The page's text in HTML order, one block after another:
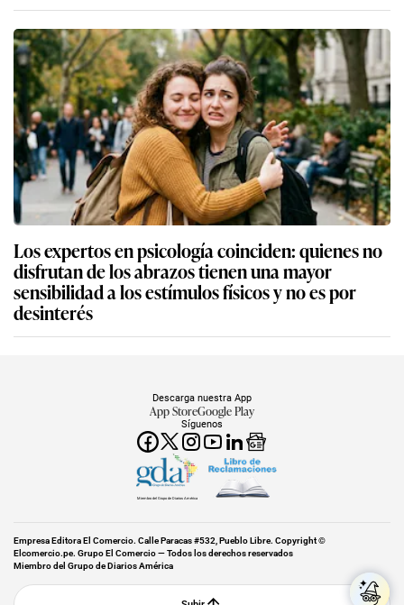
Los expertos en psicología coinciden: quienes no
disfrutan de los abrazos tienen una mayor
sensibilidad a los estímulos físicos y no es por
desinterés
Síguenos
Descarga nuestra App
App StoreGoogle Play
Miembro del Grupo de Diarios América
Empresa Editora El Comercio. Calle Paracas #532, Pueblo Libre. Copyright ©
Elcomercio.pe. Grupo El Comercio — Todos los derechos reservados
Miembro del Grupo de Diarios América